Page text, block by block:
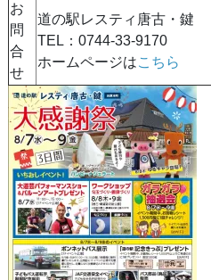
お
問
合
せ
道の駅レスティ唐古・鍵
TEL： 0744-33-9170
ホームページはこちら